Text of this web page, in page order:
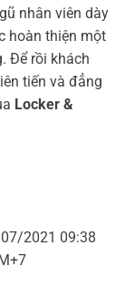
nhân viên dày
hoàn thiện một
Để rồi khách
tiến và đẳng
Locker &
2021 09:38